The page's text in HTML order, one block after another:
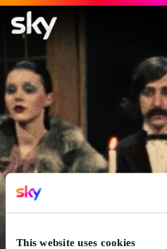
This website uses cookies
Heute nacht